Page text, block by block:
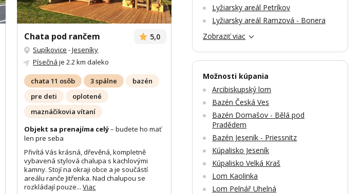
Chata pod rančem 5,0
Supíkovice -Jeseníky
Písečná je 2.2 km daleko
chata 11 osôb 3 spálne
bazén
pre deti
oplotené
maznáčikovia vítaní
Objekt sa prenajíma celý– budete ho mať
len pre seba
Přivítá Vás krásná, dřevěná, kompletně
vybavená stylová chalupa s kachlovými
kamny. Stojí na okraji obce a je součástí
areálu ranče Jitřenka. Nad chalupou se
rozkládají pouze...Viac
Lyžiarsky areál Petríkov
Lyžiarsky areál Ramzová - Bonera
Zobraziť viac
Možnosti kúpania
Arcibiskupský lom
Bazén Česká Ves
Bazén Domašov - Bělá pod
Pradědem
Bazén Jeseník - Priessnitz
Kúpalisko Jeseník
Kúpalisko Velká Kraš
Lom Kaolinka
Lom Pelnář Uhelná